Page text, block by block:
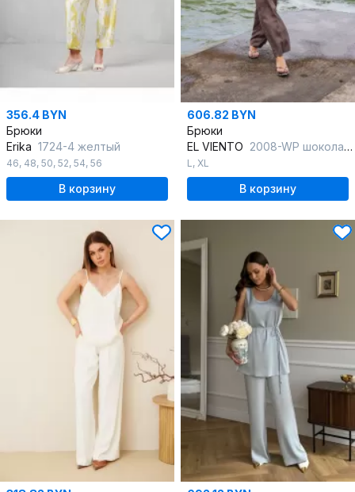
356.4 BYN
Брюки
Erika 1724-4 желтый
46, 48, 50, 52, 54, 56
В корзину
606.82 BYN
Брюки
EL VIENTO 2008-WP шоколадный
L, XL
В корзину